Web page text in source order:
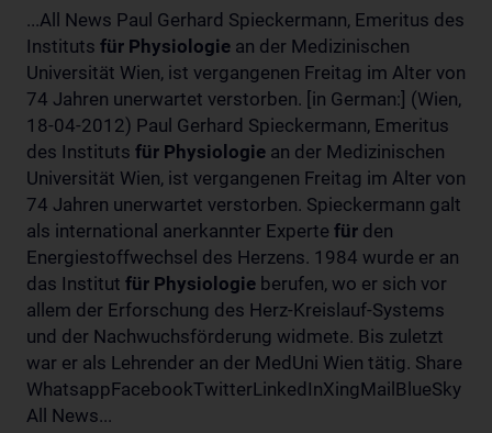
...All News Paul Gerhard Spieckermann, Emeritus des
Instituts für Physiologie an der Medizinischen
Universität Wien, ist vergangenen Freitag im Alter von
74 Jahren unerwartet verstorben. [in German:] (Wien,
18-04-2012) Paul Gerhard Spieckermann, Emeritus
des Instituts für Physiologie an der Medizinischen
Universität Wien, ist vergangenen Freitag im Alter von
74 Jahren unerwartet verstorben. Spieckermann galt
als international anerkannter Experte für den
Energiestoffwechsel des Herzens. 1984 wurde er an
das Institut für Physiologie berufen, wo er sich vor
allem der Erforschung des Herz-Kreislauf-Systems
und der Nachwuchsförderung widmete. Bis zuletzt
war er als Lehrender an der MedUni Wien tätig. Share
WhatsappFacebookTwitterLinkedInXingMailBlueSky
All News...